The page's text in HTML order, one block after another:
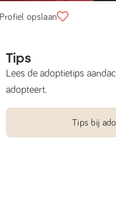
Profiel opslaan
Tips
Lees de adoptietips
adopteert.
Tips bij